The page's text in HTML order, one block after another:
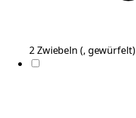
2Zwiebeln (, gewürfelt)